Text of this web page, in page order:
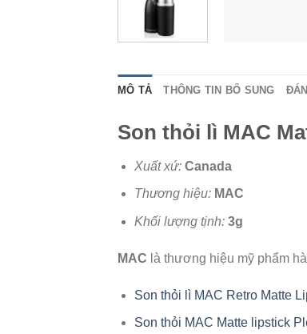
MÔ TẢ THÔNG TIN BỔ SUNG
Son thỏi lì MAC
Xuất xứ: Canada
Thương hiệu: MAC
Khối lượng tịnh: 3g
MAC là thương hiệu mỹ phẩm
Son thỏi lì MAC Retro Matte
Son thỏi MAC Matte lipstick